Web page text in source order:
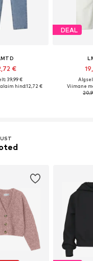
€
39,99 €
hind:12,72 €
DEAL
Viimane